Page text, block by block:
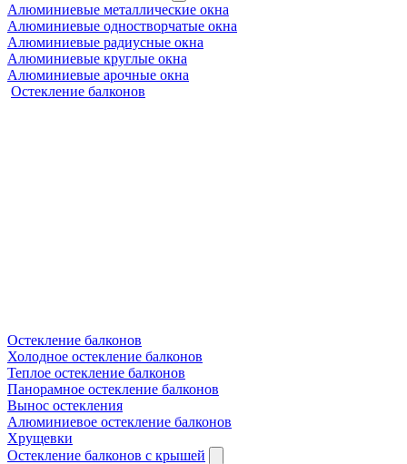
Алюминиевые металлические окна
Алюминиевые одностворчатые окна
Алюминиевые радиусные окна
Алюминиевые круглые окна
Алюминиевые арочные окна
Остекление балконов
Остекление балконов
Холодное остекление балконов
Теплое остекление балконов
Панорамное остекление балконов
Вынос остекления
Алюминиевое остекление балконов
Хрущевки
Остекление балконов с крышей